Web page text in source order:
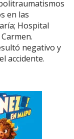
en las
Hospital
negativo y
accidente.